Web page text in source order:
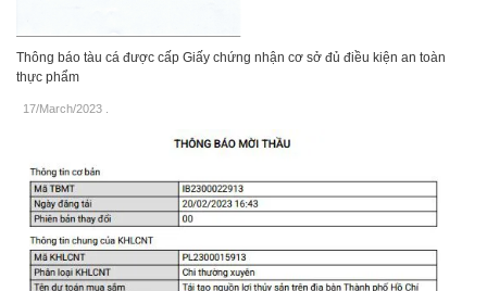
Thông báo tàu cá được cấp Giấy chứng nhận cơ sở đủ điều kiện an toàn
thực phẩm
17/March/2023